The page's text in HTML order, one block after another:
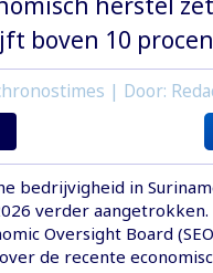
boven 10
| Door:
bedrijvigheid in
verder
Oversight Board
de recente